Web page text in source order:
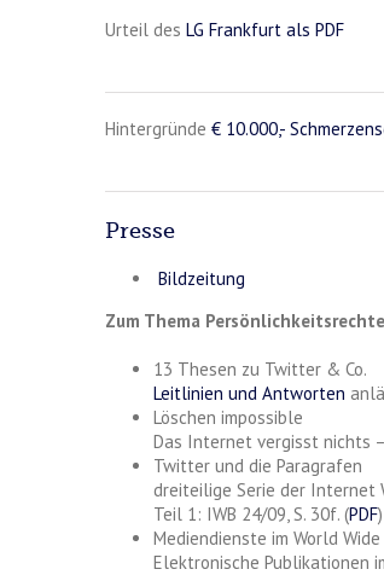
Urteil des LG Frankfurt als PDF
Hintergründe € 10.000,-
Presse
Bildzeitung
Zum Thema
13 Thesen zu Twitter & Co.
Leitlinien und Antworten
Löschen impossible
Das Internet vergisst nichts –
Twitter und die Paragrafen
dreiteilige Serie der Internet
Teil 1: IWB 24/09, S. 30f. (PDF)
Mediendienste im World Wide
Elektronische Publikationen